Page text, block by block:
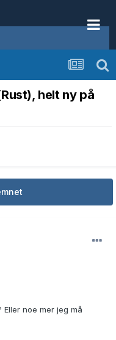
helt ny på
Eller noe mer jeg må